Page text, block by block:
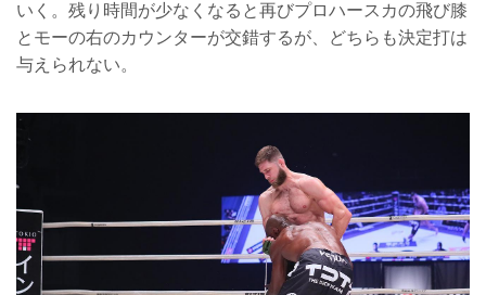
いく。残り時間が少なくなると再びプロハースカの飛び膝
とモーの右のカウンターが交錯するが、どちらも決定打は
与えられない。